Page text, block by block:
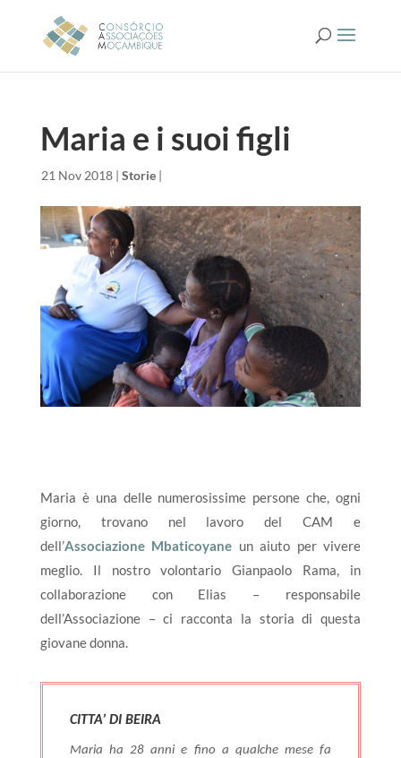
Maria e i suoi figli
21 Nov 2018| Storie|
Maria è una delle numerosissime persone che, ogni
giorno, trovano nel lavoro del CAM e
dell’Associazione Mbaticoyane un aiuto per vivere
meglio. Il nostro volontario Gianpaolo Rama, in
collaborazione con Elias – responsabile
dell’Associazione – ci racconta la storia di questa
giovane donna.
CITTA’ DI BEIRA
Maria ha 28 anni e fino a qualche mese fa